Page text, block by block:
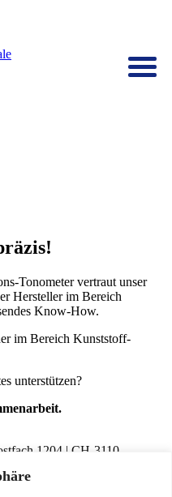
Tonometer vertraut unser
Hersteller im Bereich
Know-How.
im Bereich Kunststoff-
unterstützen?
1204 | CH-3110
724 10 19